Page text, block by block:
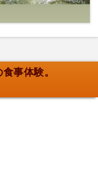
事体験。